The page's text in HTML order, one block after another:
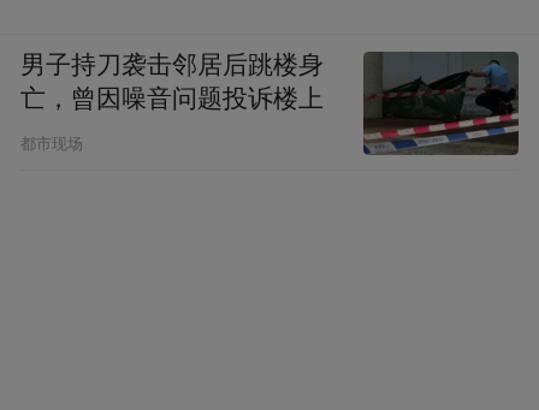
男子持刀袭击邻居后跳楼身
亡，曾因噪音问题投诉楼上
都市现场